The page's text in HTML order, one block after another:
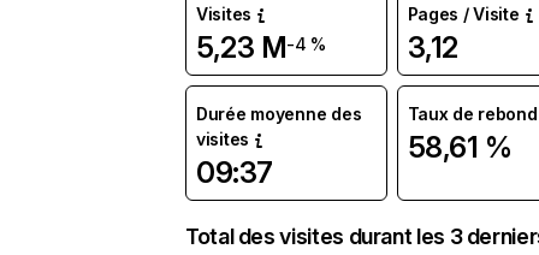
Visites
5,23 M-4 %
Pages / Visite
3,12
Durée moyenne des
visites
09:37
Taux de rebond
58,61 %
Total des visites durant les 3